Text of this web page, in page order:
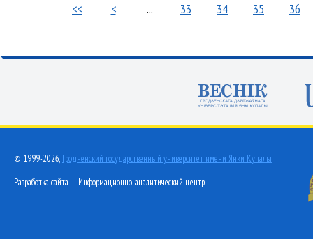
<< < ... 33 34 35 36
© 1999-2026, Гродненский государственный университет имени Янки Купалы
Разработка сайта — Информационно-аналитический центр